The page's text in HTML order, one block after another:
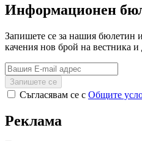
Информационен
Запишете се за нашия бюлетин
качения нов брой на вестника
Запишете се
Съгласявам се с Общите
Реклама